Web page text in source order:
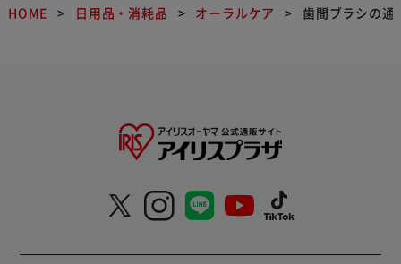
HOME 日用品・消耗品 オーラルケア 歯間ブラシの通